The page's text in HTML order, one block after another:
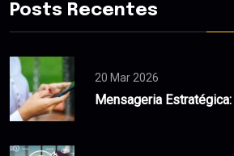
Posts Recentes
20 Mar 2026
Mensageria